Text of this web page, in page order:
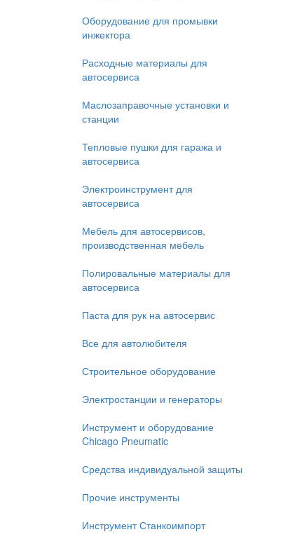
Оборудование для промывки
инжектора
Расходные материалы для
автосервиса
Маслозаправочные установки и
станции
Тепловые пушки для гаража и
автосервиса
Электроинструмент для
автосервиса
Мебель для автосервисов,
производственная мебель
Полировальные материалы для
автосервиса
Паста для рук на автосервис
Все для автолюбителя
Строительное оборудование
Электростанции и генераторы
Инструмент и оборудование
Chicago Pneumatic
Средства индивидуальной защиты
Прочие инструменты
Инструмент Станкоимпорт